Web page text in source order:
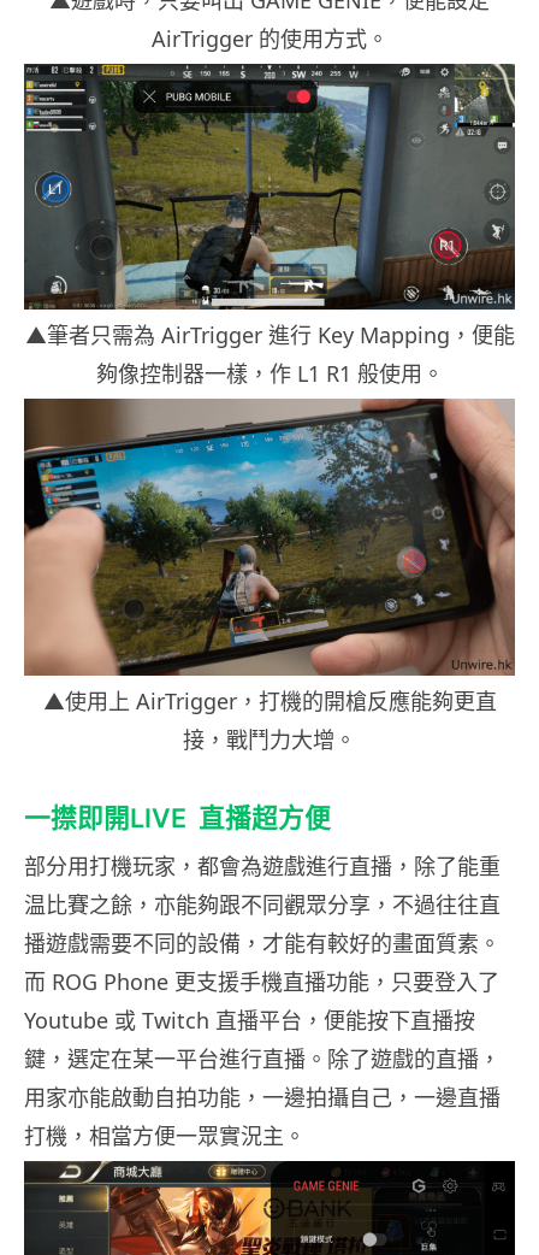
AirTrigger 的使用方式。
▲筆者只需為 AirTrigger 進行 Key Mapping，便能
夠像控制器一樣，作 L1 R1 般使用。
▲使用上 AirTrigger，打機的開槍反應能夠更直
接，戰鬥力大增。
一㩒即開LIVE 直播超方便
部分用打機玩家，都會為遊戲進行直播，除了能重
温比賽之餘，亦能夠跟不同觀眾分享，不過往往直
播遊戲需要不同的設備，才能有較好的畫面質素。
而 ROG Phone 更支援手機直播功能，只要登入了
Youtube 或 Twitch 直播平台，便能按下直播按
鍵，選定在某一平台進行直播。除了遊戲的直播，
用家亦能啟動自拍功能，一邊拍攝自己，一邊直播
打機，相當方便一眾實況主。